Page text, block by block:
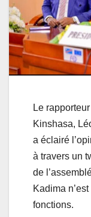
Le
Kinshasa,
a éclairé
à travers un
de
Kadima
fonctions.